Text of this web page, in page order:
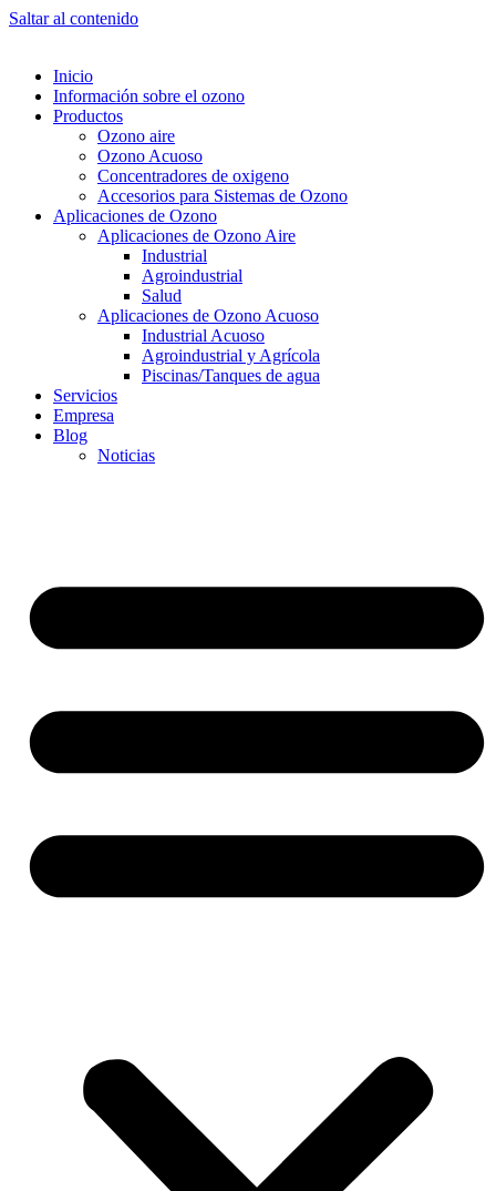
Saltar al contenido
Inicio
Información sobre el ozono
Productos
Ozono aire
Ozono Acuoso
Concentradores de oxigeno
Accesorios para Sistemas de Ozono
Aplicaciones de Ozono
Aplicaciones de Ozono Aire
Industrial
Agroindustrial
Salud
Aplicaciones de Ozono Acuoso
Industrial Acuoso
Agroindustrial y Agrícola
Piscinas/Tanques de agua
Servicios
Empresa
Blog
Noticias